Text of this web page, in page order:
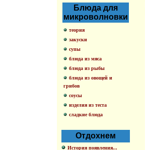
Блюда для
микроволновки
теория
закуски
супы
блюда из мяса
блюда из рыбы
блюда из овощей и
грибов
соусы
изделия из теста
сладкие блюда
Отдохнем
История появления...